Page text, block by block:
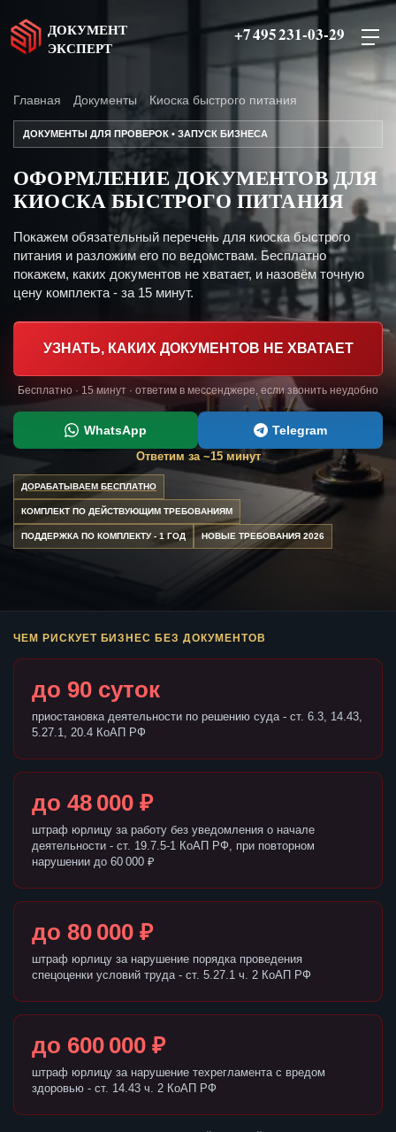
ДОКУМЕНТ
ЭКСПЕРТ
+7 495 231-03-29
Главная Документы Киоска быстрого питания
ДОКУМЕНТЫ ДЛЯ ПРОВЕРОК • ЗАПУСК БИЗНЕСА
ОФОРМЛЕНИЕ ДОКУМЕНТОВ ДЛЯ
КИОСКА БЫСТРОГО ПИТАНИЯ
Покажем обязательный перечень для киоска быстрого
питания и разложим его по ведомствам. Бесплатно
покажем, каких документов не хватает, и назовём точную
цену комплекта - за 15 минут.
УЗНАТЬ, КАКИХ ДОКУМЕНТОВ НЕ ХВАТАЕТ
Бесплатно · 15 минут · ответим в мессенджере, если звонить неудобно
WhatsApp Telegram
Ответим за ~15 минут
ДОРАБАТЫВАЕМ БЕСПЛАТНО
КОМПЛЕКТ ПО ДЕЙСТВУЮЩИМ ТРЕБОВАНИЯМ
ПОДДЕРЖКА ПО КОМПЛЕКТУ - 1 ГОД НОВЫЕ ТРЕБОВАНИЯ 2026
ЧЕМ РИСКУЕТ БИЗНЕС БЕЗ ДОКУМЕНТОВ
до 90 суток
приостановка деятельности по решению суда - ст. 6.3, 14.43,
5.27.1, 20.4 КоАП РФ
до 48 000 ₽
штраф юрлицу за работу без уведомления о начале
деятельности - ст. 19.7.5-1 КоАП РФ, при повторном
нарушении до 60 000 ₽
до 80 000 ₽
штраф юрлицу за нарушение порядка проведения
спецоценки условий труда - ст. 5.27.1 ч. 2 КоАП РФ
до 600 000 ₽
штраф юрлицу за нарушение техрегламента с вредом
здоровью - ст. 14.43 ч. 2 КоАП РФ